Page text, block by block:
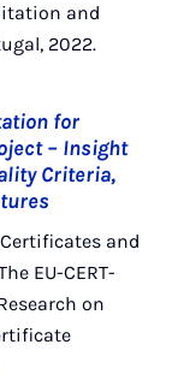
and
2022.
for
– Insight
Criteria,
and
EU-CERT-
on